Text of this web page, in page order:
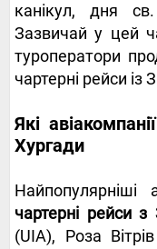
канікул, дня
Зазвичай у цей
туроператори
чартерні рейси
Які
Хургади
Найпопулярніші
чартерні рейси
(UIA), Роза